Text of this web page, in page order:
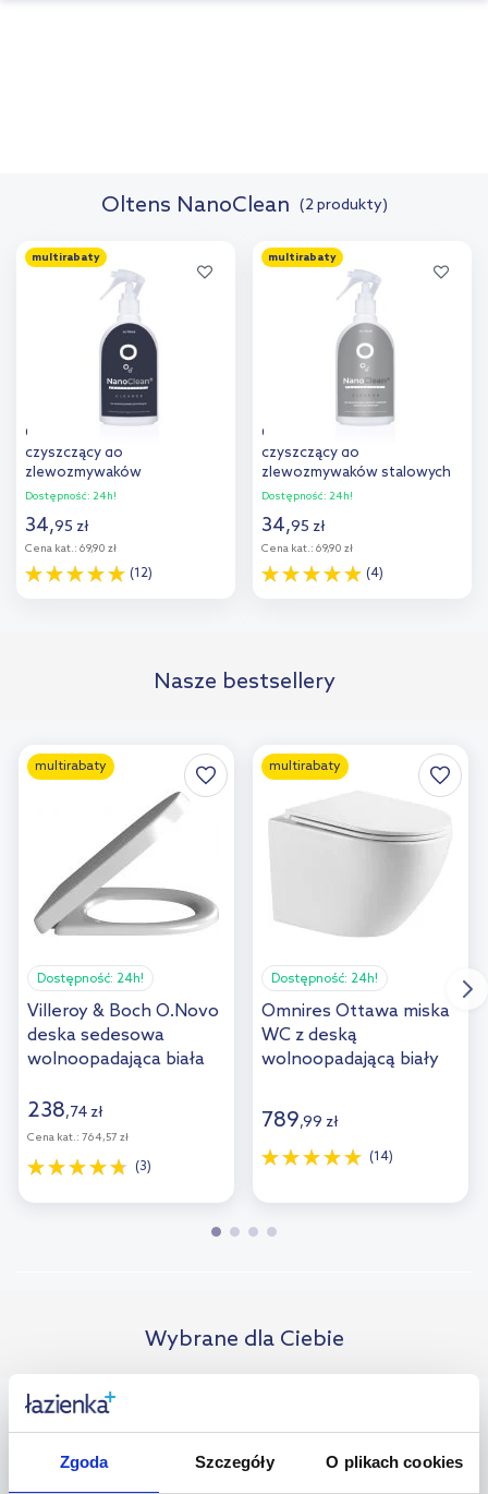
Zgoda Szczegóły O plikach cookies
Oltens NanoClean (2 produkty)
multirabaty
Oltens NanoClean środek
czyszczący do
zlewozmywaków
granitowych 250 ml
Dostępność: 24h!
34,95 zł
Cena kat.: 69,90 zł
(12)
multirabaty
Oltens NanoClean środek
czyszczący do
zlewozmywaków stalowych
250 ml 89600000
Dostępność: 24h!
34,95 zł
Cena kat.: 69,90 zł
(4)
Nasze bestsellery
multirabaty
Dostępność: 24h!
Villeroy & Boch O.Novo
deska sedesowa
wolnoopadająca biała
238,74 zł
Cena kat.: 764,57 zł
(3)
multirabaty
Dostępność: 24h!
Omnires Ottawa miska
WC z deską
wolnoopadającą biały
789,99 zł
(14)
Wybrane dla Ciebie